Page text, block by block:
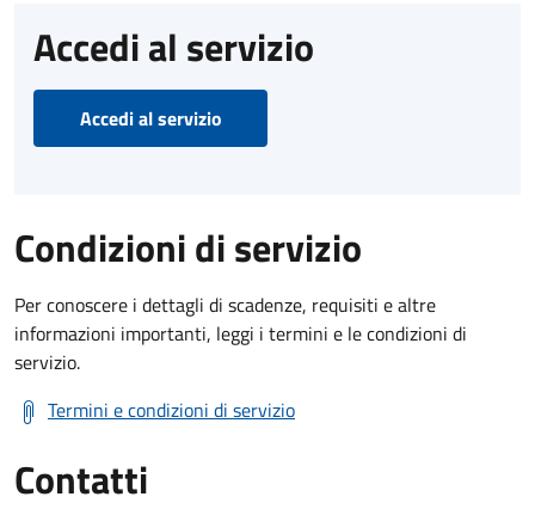
Accedi al servizio
Accedi al servizio
Condizioni di servizio
Per conoscere i dettagli di scadenze, requisiti e altre
informazioni importanti, leggi i termini e le condizioni di
servizio.
Termini e condizioni di servizio
Contatti